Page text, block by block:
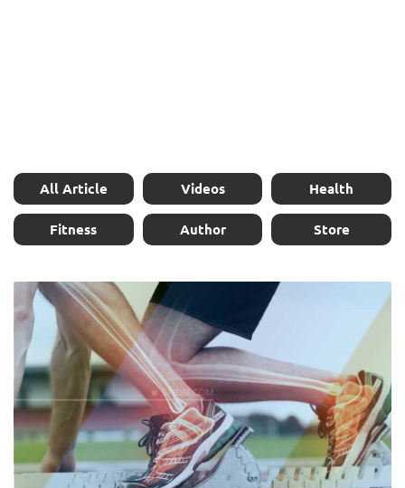
All Article Videos Health
Fitness Author Store